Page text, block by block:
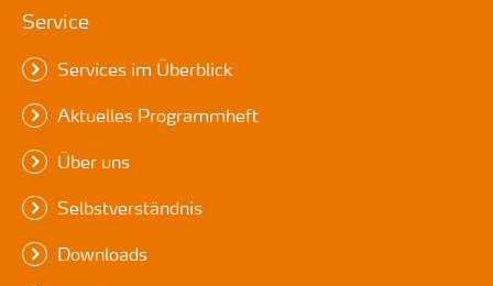
Service
Services im Überblick
Aktuelles Programmheft
Über uns
Selbstverständnis
Downloads